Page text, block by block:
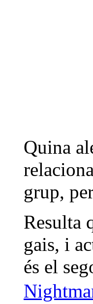
Quina
grup,
Resulta
gais, i
és el